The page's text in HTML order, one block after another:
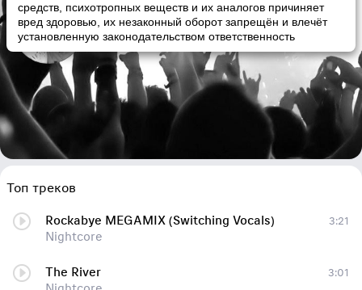
средств, психотропных веществ и их аналогов причиняет
вред здоровью, их незаконный оборот запрещён и влечёт
установленную законодательством ответственность
Nightcore
happy hardcore, dance, trance, techno
Топ треков
Rockabye MEGAMIX (Switching Vocals)
Nightcore
3:21
The River
3:01